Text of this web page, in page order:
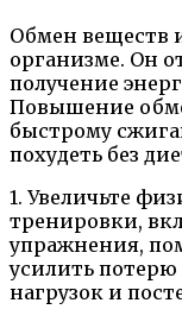
Обмен веществ
организме. Он
получение
Повышение
быстрому
похудеть без
1. Увеличьте
тренировки,
упражнения,
усилить
нагрузок и